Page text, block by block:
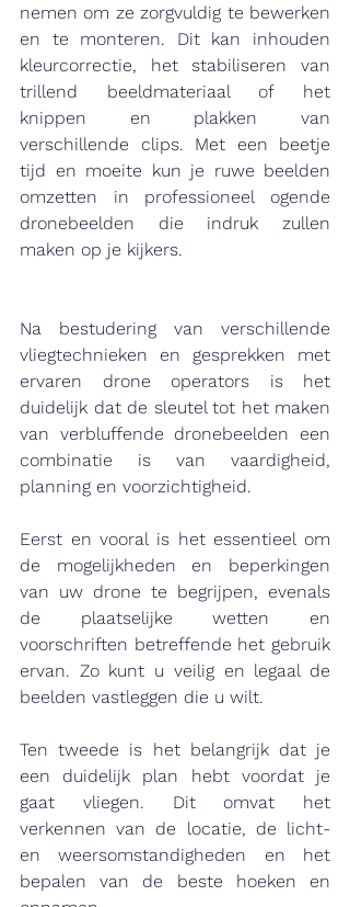
nemen om ze zorgvuldig te bewerken
en te monteren. Dit kan inhouden
kleurcorrectie, het stabiliseren van
trillend beeldmateriaal of het
knippen en plakken van
verschillende clips. Met een beetje
tijd en moeite kun je ruwe beelden
omzetten in professioneel ogende
dronebeelden die indruk zullen
maken op je kijkers.
Na bestudering van verschillende
vliegtechnieken en gesprekken met
ervaren drone operators is het
duidelijk dat de sleutel tot het maken
van verbluffende dronebeelden een
combinatie is van vaardigheid,
planning en voorzichtigheid.
Eerst en vooral is het essentieel om
de mogelijkheden en beperkingen
van uw drone te begrijpen, evenals
de plaatselijke wetten en
voorschriften betreffende het gebruik
ervan. Zo kunt u veilig en legaal de
beelden vastleggen die u wilt.
Ten tweede is het belangrijk dat je
een duidelijk plan hebt voordat je
gaat vliegen. Dit omvat het
verkennen van de locatie, de licht-
en weersomstandigheden en het
bepalen van de beste hoeken en